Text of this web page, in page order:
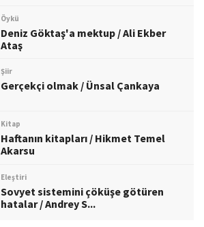
Öykü
Deniz Göktaş'a mektup / Ali Ekber
Ataş
Şiir
Gerçekçi olmak / Ünsal Çankaya
Kitap
Haftanın kitapları / Hikmet Temel
Akarsu
Eleştiri
Sovyet sistemini çöküşe götüren
hatalar / Andrey S...